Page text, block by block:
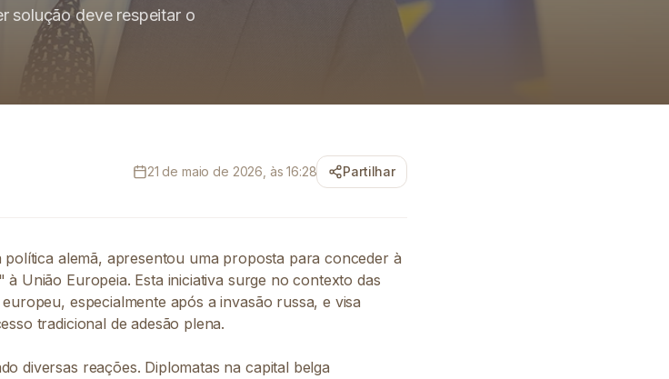
solução deve respeitar o
21 de maio de 2026, às 16:28 Partilhar
alemã, apresentou uma proposta para conceder à
União Europeia. Esta iniciativa surge no contexto das
especialmente após a invasão russa, e visa
tradicional de adesão plena.
diversas reações. Diplomatas na capital belga